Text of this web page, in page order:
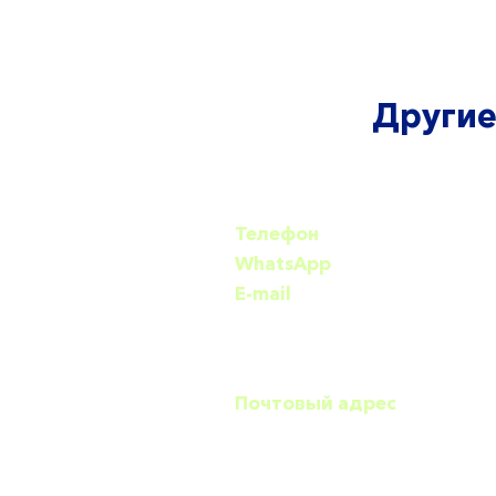
Телефон
WhatsApp
​​E-mail
Почтовый адрес